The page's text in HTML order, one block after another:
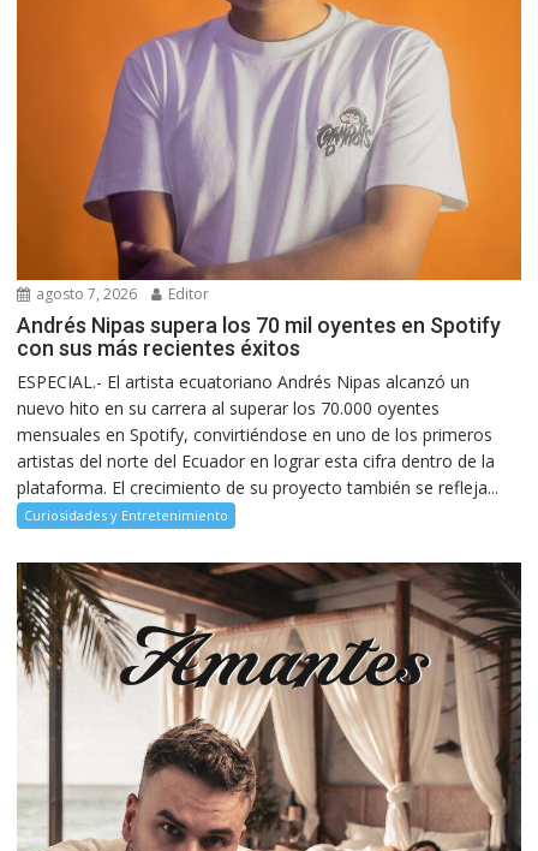
agosto 7, 2026 Editor
Andrés Nipas supera los 70 mil oyentes en Spotify
con sus más recientes éxitos
ESPECIAL.- El artista ecuatoriano Andrés Nipas alcanzó un
nuevo hito en su carrera al superar los 70.000 oyentes
mensuales en Spotify, convirtiéndose en uno de los primeros
artistas del norte del Ecuador en lograr esta cifra dentro de la
plataforma. El crecimiento de su proyecto también se refleja...
Curiosidades y Entretenimiento